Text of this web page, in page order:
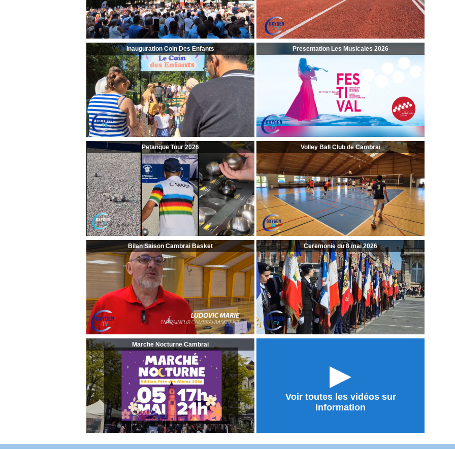
Inauguration Coin Des Enfants Presentation Les Musicales 2026
Petanque Tour 2026 Volley Ball Club de Cambrai
Bilan Saison Cambrai Basket Ceremonie du 8 mai 2026
Marche Nocturne Cambrai
►
Voir toutes les vidéos sur
Information